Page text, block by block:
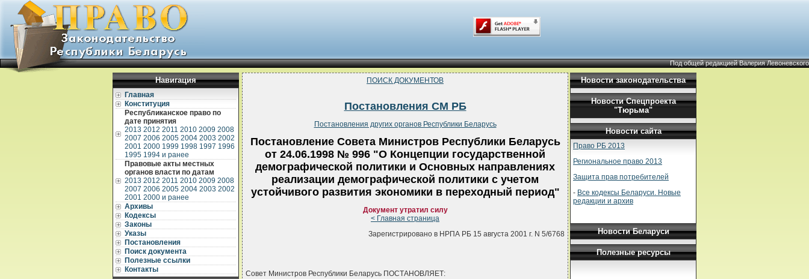
Под общей редакцией Валерия Левоневского
Навигация
Главная
Конституция
Республиканское право по
дате принятия
2013 2012 2011 2010 2009 2008
2007 2006 2005 2004 2003 2002
2001 2000 1999 1998 1997 1996
1995 1994 и ранее
Правовые акты местных
органов власти по датам
2013 2012 2011 2010 2009 2008
2007 2006 2005 2004 2003 2002
2001 2000 и ранее
Архивы
Кодексы
Законы
Указы
Постановления
Поиск документа
Полезные ссылки
Контакты
ПОИСК ДОКУМЕНТОВ
Постановления СМ РБ
Постановления других органов Республики Беларусь
Постановление Совета Министров Республики Беларусь
от 24.06.1998 № 996 "О Концепции государственной
демографической политики и Основных направлениях
реализации демографической политики с учетом
устойчивого развития экономики в переходный период"
Документ утратил силу
< Главная страница
Зарегистрировано в НРПА РБ 15 августа 2001 г. N 5/6768
Совет Министров Республики Беларусь ПОСТАНОВЛЯЕТ:
Новости законодательства
Новости Спецпроекта
"Тюрьма"
Новости сайта
Право РБ 2013
Региональное право 2013
Защита прав потребителей
- Все кодексы Беларуси. Новые
редакции и архив
Новости Беларуси
Полезные ресурсы